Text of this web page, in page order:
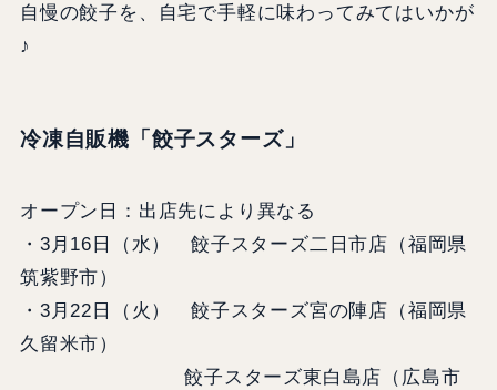
自慢の餃子を、自宅で手軽に味わってみてはいかが
♪
冷凍自販機「餃子スターズ」
オープン日：出店先により異なる
・3月16日（水） 餃子スターズ二日市店（福岡県
筑紫野市）
・3月22日（火） 餃子スターズ宮の陣店（福岡県
久留米市）
餃子スターズ東白島店（広島市